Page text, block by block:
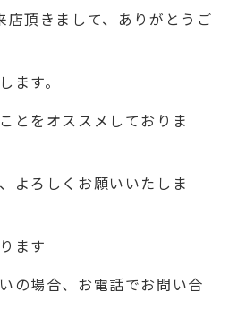
頂きまして、ありがとうご
ます。
とをオススメしておりま
よろしくお願いいたしま
ます
の場合、お電話でお問い合